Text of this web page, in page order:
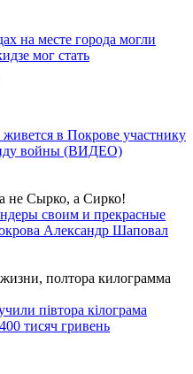
на месте города могли
мог стать
в Покрове участнику
войны (ВИДЕО)
не Сырко, а Сирко!
своим и прекрасные
Александр Шаповал
полтора килограмма
півтора кілограма
тисяч гривень